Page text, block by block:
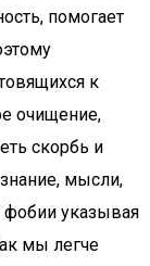
помогает
к
очищение,
скорбь и
мысли,
фобии указывая
мы легче